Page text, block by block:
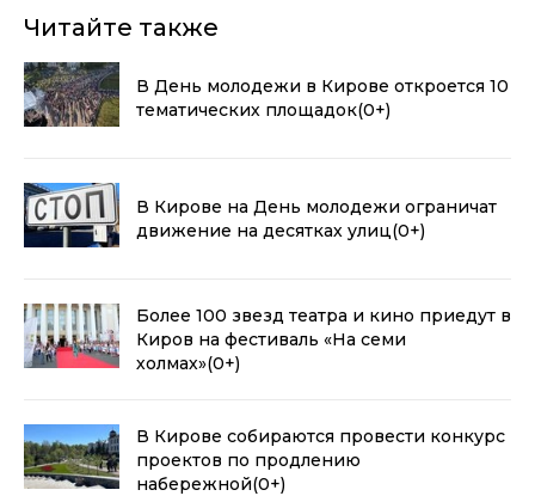
Читайте также
В День молодежи в Кирове откроется 10
тематических площадок(0+)
В Кирове на День молодежи ограничат
движение на десятках улиц(0+)
Более 100 звезд театра и кино приедут в
Киров на фестиваль «На семи
холмах»(0+)
В Кирове собираются провести конкурс
проектов по продлению
набережной(0+)